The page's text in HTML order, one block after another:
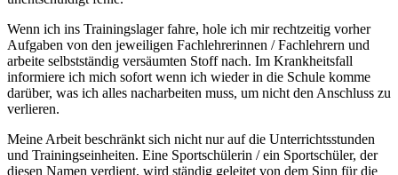
Wenn ich ins Trainingslager fahre, hole ich mir rechtzeitig vorher
Aufgaben von den jeweiligen Fachlehrerinnen / Fachlehrern und
arbeite selbstständig versäumten Stoff nach. Im Krankheitsfall
informiere ich mich sofort wenn ich wieder in die Schule komme
darüber, was ich alles nacharbeiten muss, um nicht den Anschluss zu
verlieren.
Meine Arbeit beschränkt sich nicht nur auf die Unterrichtsstunden
und Trainingseinheiten. Eine Sportschülerin / ein Sportschüler, der
diesen Namen verdient, wird ständig geleitet von dem Sinn für die